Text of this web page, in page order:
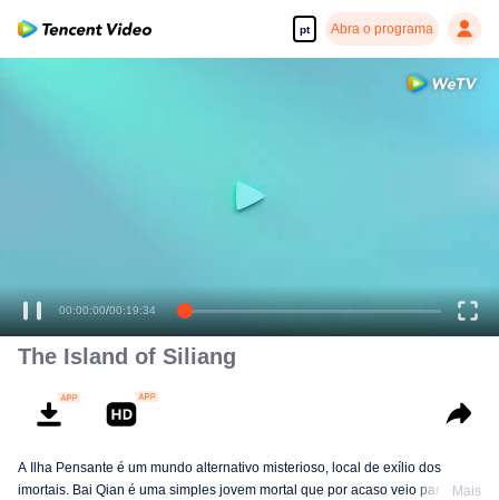
pt Abra o programa
00:00:00/00:19:34
The Island of Siliang
A Ilha Pensante é um mundo alternativo misterioso, local de exílio dos
imortais. Bai Qian é uma simples jovem mortal que por acaso veio para aMais